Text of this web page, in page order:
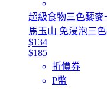
超級食物三色藜麥
馬玉山 免浸泡三
$134
$185
折價券
P幣